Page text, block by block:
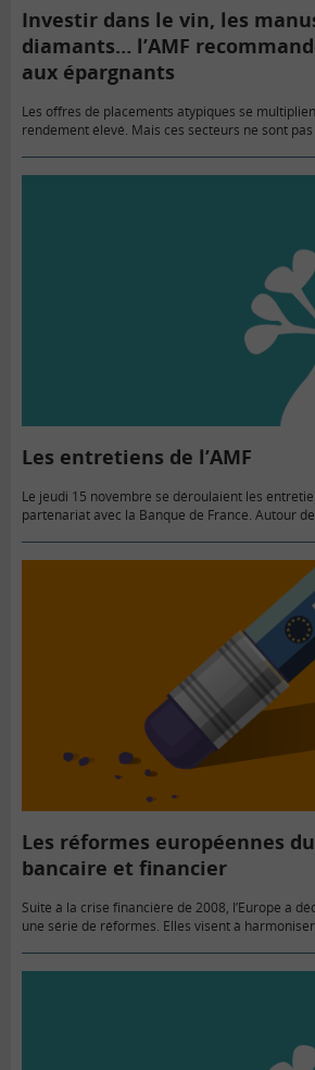
Investir dans le vin, les
diamants… l’AMF
aux épargnants
Les offres de placements atypiques se
rendement élevé. Mais ces secteurs ne sont
Les entretiens de l’AMF
Le jeudi 15 novembre se déroulaient les
partenariat avec la Banque de France. Autour
Les réformes européennes
bancaire et financier
Suite à la crise financière de 2008, l’Europe a
une série de réformes. Elles visent à